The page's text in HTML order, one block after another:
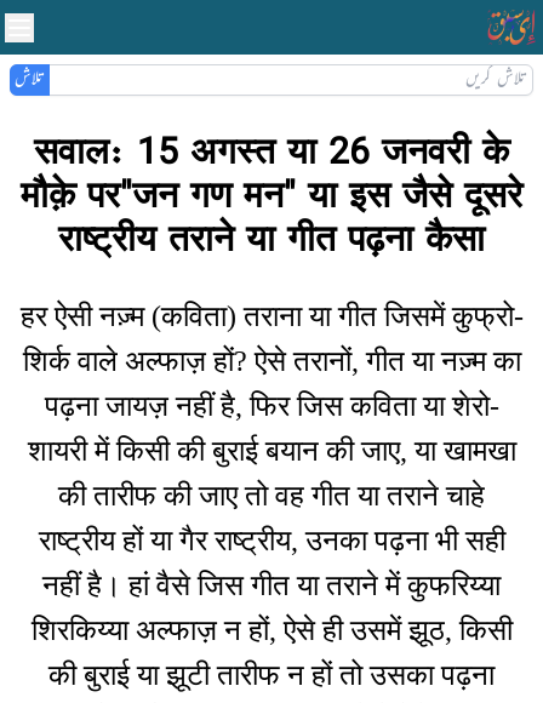
सवाल: 15 अगस्त या 26
मौक़े पर"जन गण मन" या इस
राष्ट्रीय तराने या गीत
हर ऐसी नज़्म (कविता) तराना या गीत
शिर्क वाले अल्फाज़ हों? ऐसे तरानों, गीत
पढ़ना जायज़ नहीं है, फिर जिस कविता
शायरी में किसी की बुराई बयान की जाए,
की तारीफ की जाए तो वह गीत या
राष्ट्रीय हों या गैर राष्ट्रीय, उनका
नहीं है। हां वैसे जिस गीत या तराने में
शिरकिय्या अल्फाज़ न हों, ऐसे ही उसमें
की बुराई या झूटी तारीफ न हों तो